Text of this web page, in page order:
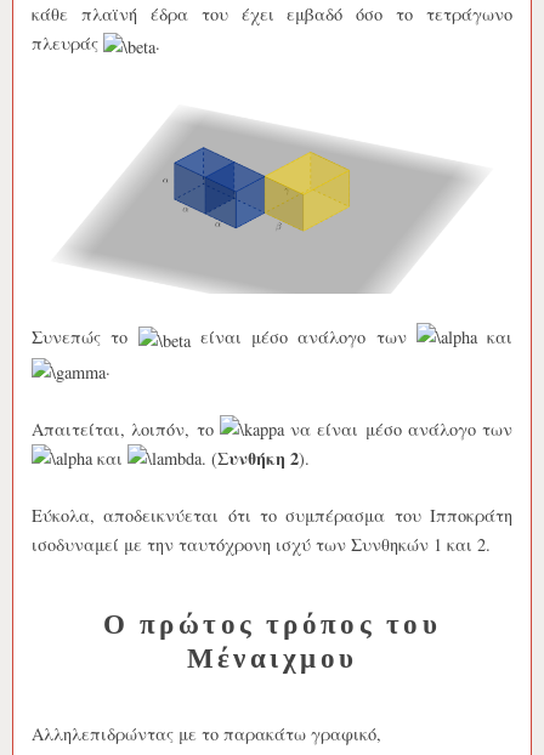
κάθε πλαϊνή έδρα του έχει εμβαδό όσο το τετράγωνο
πλευράς
.
Συνεπώς το είναι μέσο ανάλογο των
και
.
Απαιτείται, λοιπόν, το
να είναι μέσο ανάλογο των
και
. (Συνθήκη 2).
Εύκολα, αποδεικνύεται ότι το συμπέρασμα του Ιπποκράτη
ισοδυναμεί με την ταυτόχρονη ισχύ των Συνθηκών 1 και 2.
Ο πρώτος τρόπος του
Μέναιχμου
Αλληλεπιδρώντας με το παρακάτω γραφικό,